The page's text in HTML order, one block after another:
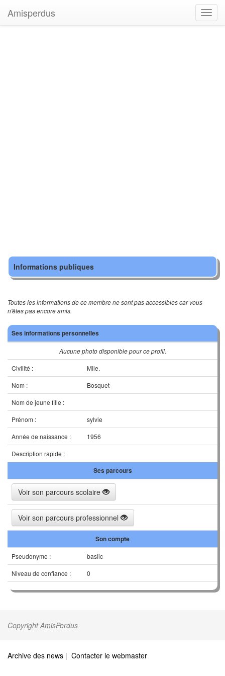
Amisperdus
Informations publiques
Toutes les informations de ce membre ne sont pas accessibles car vous
n'êtes pas encore amis.
Ses informations personnelles
Aucune photo disponible pour ce profil.
Civilité :
Mlle.
Nom :
Bosquet
Nom de jeune fille :
Prénom :
sylvie
Année de naissance :
1956
Description rapide :
Ses parcours
Voir son parcours scolaire
Voir son parcours professionnel
Son compte
Pseudonyme :
baslic
Niveau de confiance :
0
Copyright AmisPerdus
Archive des news | Contacter le webmaster